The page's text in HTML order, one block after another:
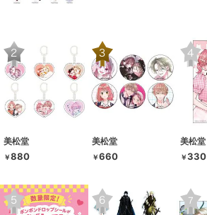
美松堂
￥880
美松堂
￥660
美松堂
￥330